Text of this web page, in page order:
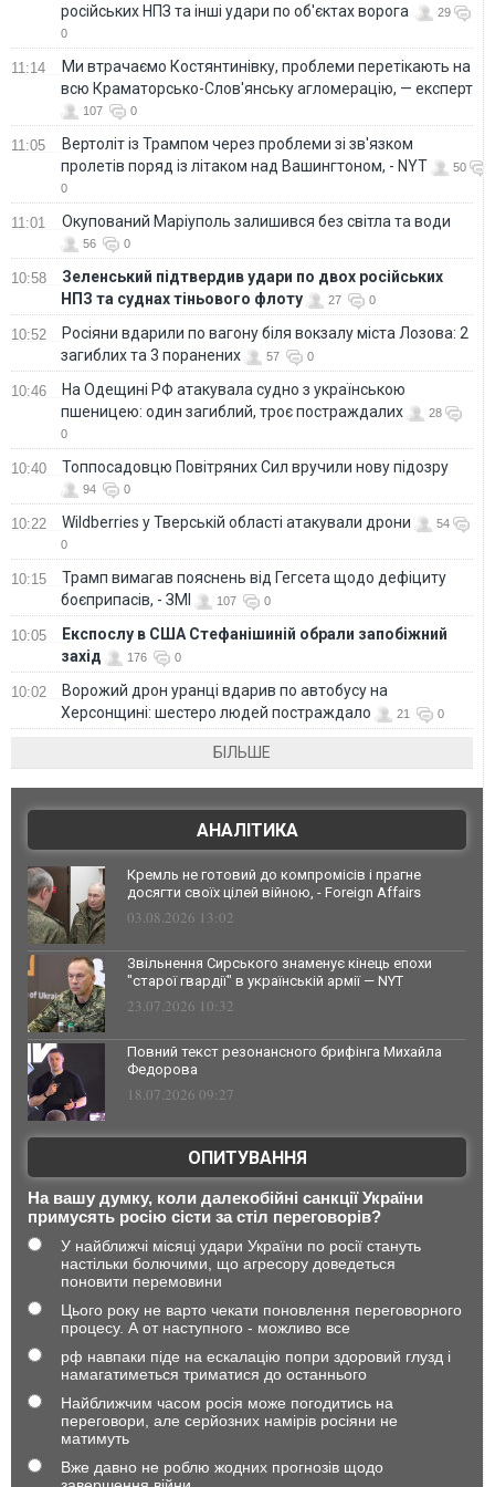
російських НПЗ та інші удари по об'єктах ворога
29
0
11:14
Ми втрачаємо Костянтинівку, проблеми перетікають на
всю Краматорсько-Слов'янську агломерацію, — експерт
107 0
11:05
Вертоліт із Трампом через проблеми зі зв'язком
пролетів поряд із літаком над Вашингтоном, - NYT
50
0
11:01 Окупований Маріуполь залишився без світла та води
56 0
10:58
Зеленський підтвердив удари по двох російських
НПЗ та суднах тіньового флоту
27 0
10:52
Росіяни вдарили по вагону біля вокзалу міста Лозова: 2
загиблих та 3 поранених
57 0
10:46
На Одещині РФ атакувала судно з українською
пшеницею: один загиблий, троє постраждалих
28
0
10:40 Топпосадовцю Повітряних Сил вручили нову підозру
94 0
10:22 Wildberries у Тверській області атакували дрони
54
0
10:15
Трамп вимагав пояснень від Гегсета щодо дефіциту
боєприпасів, - ЗМІ
107 0
10:05
Експослу в США Стефанішиній обрали запобіжний
захід
176 0
10:02
Ворожий дрон уранці вдарив по автобусу на
Херсонщині: шестеро людей постраждало
21 0
БІЛЬШЕ
АНАЛІТИКА
Кремль не готовий до компромісів і прагне
досягти своїх цілей війною, - Foreign Affairs
03.08.2026 13:02
Звільнення Сирського знаменує кінець епохи
"старої гвардії" в українській армії — NYT
23.07.2026 10:32
Повний текст резонансного брифінга Михайла
Федорова
18.07.2026 09:27
ОПИТУВАННЯ
На вашу думку, коли далекобійні санкції України
примусять росію сісти за стіл переговорів?
У найближчі місяці удари України по росії стануть
настільки болючими, що агресору доведеться
поновити перемовини
Цього року не варто чекати поновлення переговорного
процесу. А от наступного - можливо все
рф навпаки піде на ескалацію попри здоровий глузд і
намагатиметься триматися до останнього
Найближчим часом росія може погодитись на
переговори, але серйозних намірів росіяни не
матимуть
Вже давно не роблю жодних прогнозів щодо